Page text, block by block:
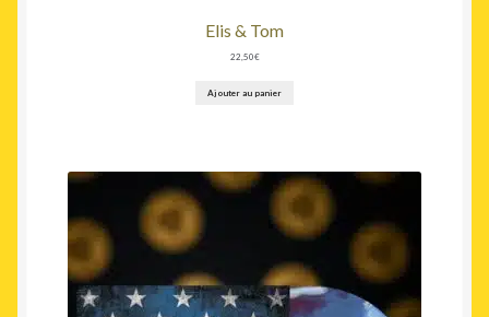
Elis & Tom
22,50€
Ajouter au panier